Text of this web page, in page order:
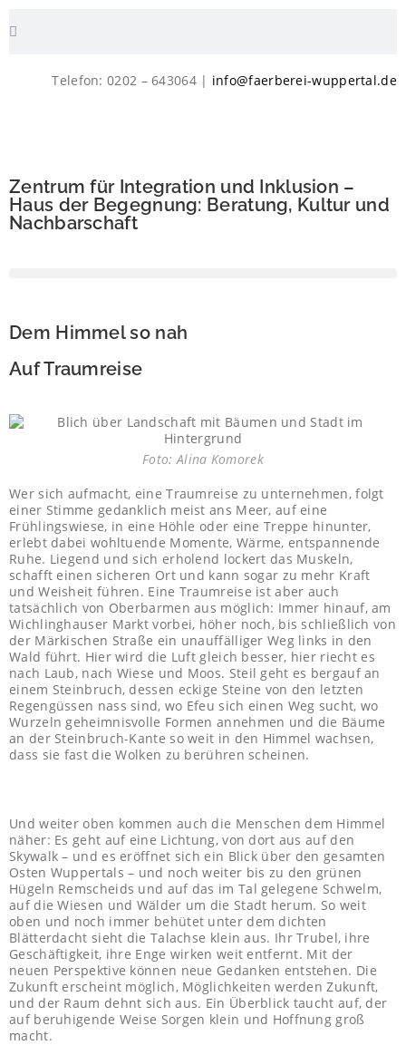
Telefon: 0202 – 643064 | info@faerberei-wuppertal.de
Zentrum für Integration und Inklusion –
Haus der Begegnung: Beratung, Kultur und
Nachbarschaft
Dem Himmel so nah
Auf Traumreise
Foto: Alina Komorek
Wer sich aufmacht, eine Traumreise zu unternehmen, folgt
einer Stimme gedanklich meist ans Meer, auf eine
Frühlingswiese, in eine Höhle oder eine Treppe hinunter,
erlebt dabei wohltuende Momente, Wärme, entspannende
Ruhe. Liegend und sich erholend lockert das Muskeln,
schafft einen sicheren Ort und kann sogar zu mehr Kraft
und Weisheit führen. Eine Traumreise ist aber auch
tatsächlich von Oberbarmen aus möglich: Immer hinauf, am
Wichlinghauser Markt vorbei, höher noch, bis schließlich von
der Märkischen Straße ein unauffälliger Weg links in den
Wald führt. Hier wird die Luft gleich besser, hier riecht es
nach Laub, nach Wiese und Moos. Steil geht es bergauf an
einem Steinbruch, dessen eckige Steine von den letzten
Regengüssen nass sind, wo Efeu sich einen Weg sucht, wo
Wurzeln geheimnisvolle Formen annehmen und die Bäume
an der Steinbruch-Kante so weit in den Himmel wachsen,
dass sie fast die Wolken zu berühren scheinen.
Und weiter oben kommen auch die Menschen dem Himmel
näher: Es geht auf eine Lichtung, von dort aus auf den
Skywalk – und es eröffnet sich ein Blick über den gesamten
Osten Wuppertals – und noch weiter bis zu den grünen
Hügeln Remscheids und auf das im Tal gelegene Schwelm,
auf die Wiesen und Wälder um die Stadt herum. So weit
oben und noch immer behütet unter dem dichten
Blätterdacht sieht die Talachse klein aus. Ihr Trubel, ihre
Geschäftigkeit, ihre Enge wirken weit entfernt. Mit der
neuen Perspektive können neue Gedanken entstehen. Die
Zukunft erscheint möglich, Möglichkeiten werden Zukunft,
und der Raum dehnt sich aus. Ein Überblick taucht auf, der
auf beruhigende Weise Sorgen klein und Hoffnung groß
macht.